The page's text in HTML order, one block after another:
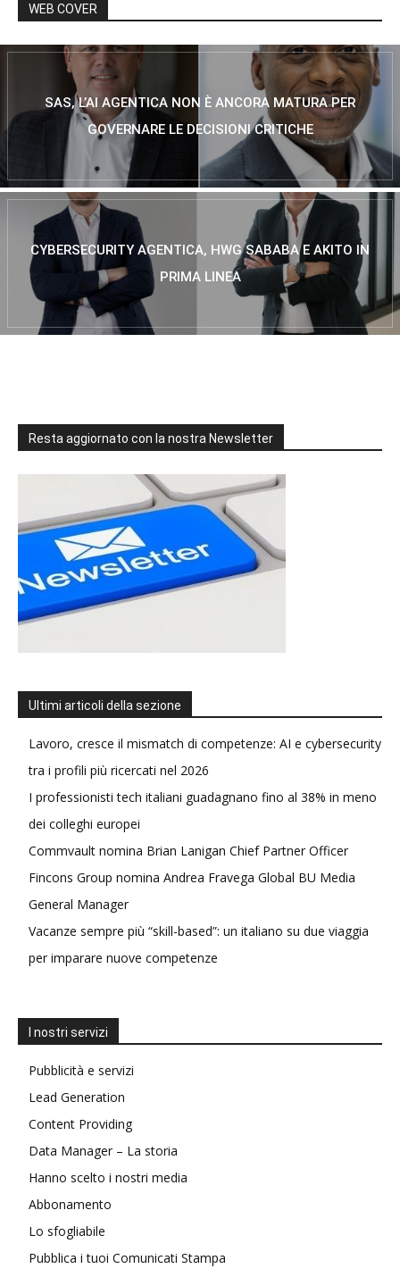
WEB COVER
SAS, L’AI AGENTICA NON È ANCORA MATURA PER
GOVERNARE LE DECISIONI CRITICHE
CYBERSECURITY AGENTICA, HWG SABABA E AKITO IN
PRIMA LINEA
Resta aggiornato con la nostra Newsletter
Ultimi articoli della sezione
Lavoro, cresce il mismatch di competenze: AI e cybersecurity
tra i profili più ricercati nel 2026
I professionisti tech italiani guadagnano fino al 38% in meno
dei colleghi europei
Commvault nomina Brian Lanigan Chief Partner Officer
Fincons Group nomina Andrea Fravega Global BU Media
General Manager
Vacanze sempre più “skill-based”: un italiano su due viaggia
per imparare nuove competenze
I nostri servizi
Pubblicità e servizi
Lead Generation
Content Providing
Data Manager – La storia
Hanno scelto i nostri media
Abbonamento
Lo sfogliabile
Pubblica i tuoi Comunicati Stampa